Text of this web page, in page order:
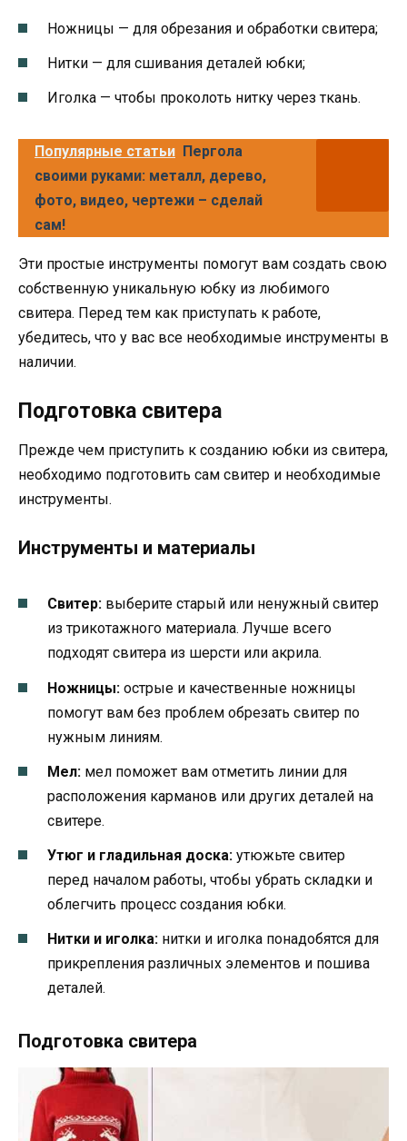
Ножницы — для обрезания и обработки свитера;
Нитки — для сшивания деталей юбки;
Иголка — чтобы проколоть нитку через ткань.
Популярные статьи Пергола
своими руками: металл, дерево,
фото, видео, чертежи – сделай
сам!
Эти простые инструменты помогут вам создать свою
собственную уникальную юбку из любимого
свитера. Перед тем как приступать к работе,
убедитесь, что у вас все необходимые инструменты в
наличии.
Подготовка свитера
Прежде чем приступить к созданию юбки из свитера,
необходимо подготовить сам свитер и необходимые
инструменты.
Инструменты и материалы
Свитер: выберите старый или ненужный свитер
из трикотажного материала. Лучше всего
подходят свитера из шерсти или акрила.
Ножницы: острые и качественные ножницы
помогут вам без проблем обрезать свитер по
нужным линиям.
Мел: мел поможет вам отметить линии для
расположения карманов или других деталей на
свитере.
Утюг и гладильная доска: утюжьте свитер
перед началом работы, чтобы убрать складки и
облегчить процесс создания юбки.
Нитки и иголка: нитки и иголка понадобятся для
прикрепления различных элементов и пошива
деталей.
Подготовка свитера